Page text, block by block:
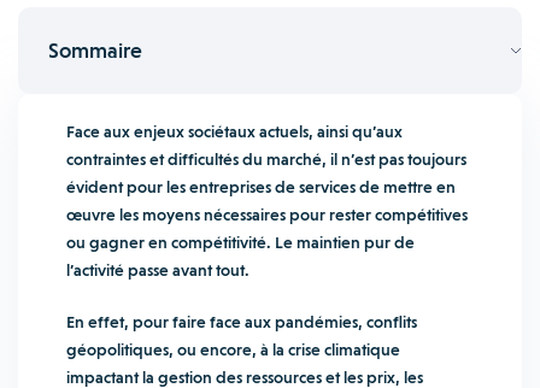
Sommaire
Face aux enjeux sociétaux actuels, ainsi qu’aux
contraintes et difficultés du marché, il n’est pas toujours
évident pour les entreprises de services de mettre en
œuvre les moyens nécessaires pour rester compétitives
ou gagner en compétitivité. Le maintien pur de
l’activité passe avant tout.
En effet, pour faire face aux pandémies, conflits
géopolitiques, ou encore, à la crise climatique
impactant la gestion des ressources et les prix, les